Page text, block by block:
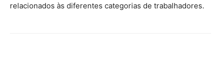
relacionados às diferentes categorias de trabalhadores.